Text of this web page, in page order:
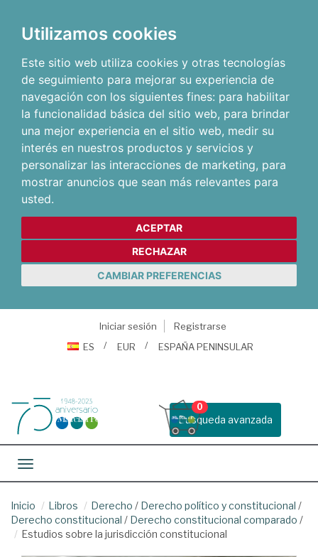
Utilizamos cookies
Este sitio web utiliza cookies y otras tecnologías
de seguimiento para mejorar su experiencia de
navegación con los siguientes fines: para habilitar
la funcionalidad básica del sitio web, para brindar
una mejor experiencia en el sitio web, medir su
interés en nuestros productos y servicios y
personalizar las interacciones de marketing, para
mostrar anuncios que sean más relevantes para
usted.
ACEPTAR
RECHAZAR
CAMBIAR PREFERENCIAS
Iniciar sesión
Registrarse
ES
EUR ESPAÑA PENINSULAR
Busqueda avanzada
0
Toggle navigation
Inicio Libros Derecho / Derecho político y constitucional /
Derecho constitucional / Derecho constitucional comparado /
Estudios sobre la jurisdicción constitucional